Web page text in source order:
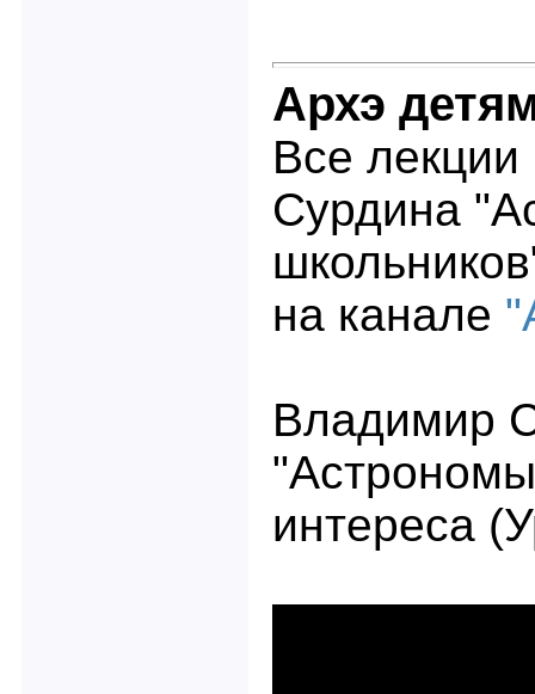
Архэ
Все
Сурдина
на канале
Владимир
интереса